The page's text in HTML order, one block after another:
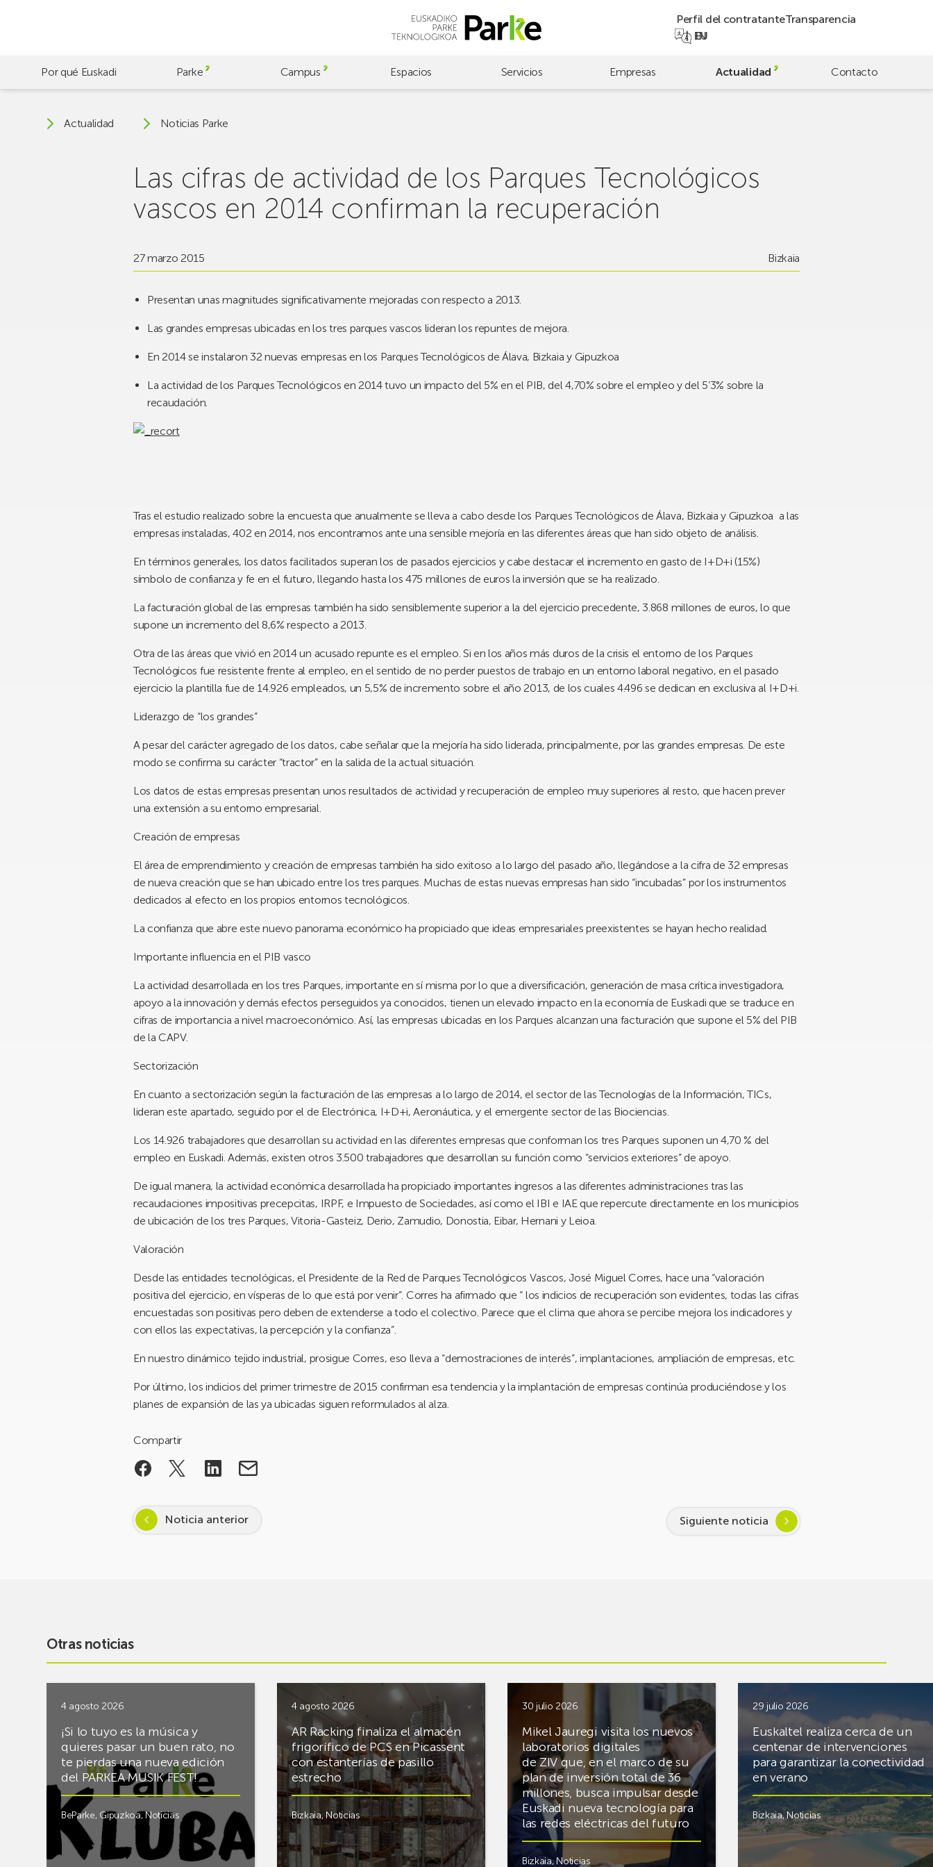
Perfil del contratanteTransparencia
EU
EN
Por qué Euskadi Parke Campus Espacios Servicios Empresas Actualidad Contacto
Actualidad Noticias Parke
Las cifras de actividad de los Parques Tecnológicos
vascos en 2014 confirman la recuperación
27 marzo 2015 Bizkaia
Presentan unas magnitudes significativamente mejoradas con respecto a 2013.
Las grandes empresas ubicadas en los tres parques vascos lideran los repuntes de mejora.
En 2014 se instalaron 32 nuevas empresas en los Parques Tecnológicos de Álava, Bizkaia y Gipuzkoa
La actividad de los Parques Tecnológicos en 2014 tuvo un impacto del 5% en el PIB, del 4,70% sobre el empleo y del 5’3% sobre la
recaudación.
Tras el estudio realizado sobre la encuesta que anualmente se lleva a cabo desde los Parques Tecnológicos de Álava, Bizkaia y Gipuzkoa a las
empresas instaladas, 402 en 2014, nos encontramos ante una sensible mejoría en las diferentes áreas que han sido objeto de análisis.
En términos generales, los datos facilitados superan los de pasados ejercicios y cabe destacar el incremento en gasto de I+D+i (15%)
símbolo de confianza y fe en el futuro, llegando hasta los475 millones de euros la inversión que se ha realizado.
La facturación global de las empresas también ha sido sensiblemente superior a la del ejercicio precedente, 3.868 millones de euros, lo que
supone un incremento del 8,6% respecto a 2013.
Otra de las áreas que vivió en 2014 un acusado repunte es el empleo. Si en los años más duros de la crisis el entorno de los Parques
Tecnológicos fue resistente frente al empleo, en el sentido de no perder puestos de trabajo en un entorno laboral negativo, en el pasado
ejercicio la plantilla fue de 14.926 empleados, un 5,5% de incremento sobre el año 2013, de los cuales4.496 se dedican en exclusiva al I+D+i.
Liderazgo de “los grandes”
A pesar del carácter agregado de los datos, cabe señalar que la mejoría ha sido liderada, principalmente, por las grandes empresas. De este
modo se confirma su carácter “tractor” en la salida de la actual situación.
Los datos de estas empresas presentan unos resultados de actividad y recuperación de empleo muy superiores al resto, que hacen prever
una extensión a su entorno empresarial.
Creación de empresas
El área de emprendimiento y creación de empresas también ha sido exitoso a lo largo del pasado año, llegándose a la cifra de 32 empresas
de nueva creación que se han ubicado entre los tres parques. Muchas de estas nuevas empresas han sido “incubadas” por los instrumentos
dedicados al efecto en los propios entornos tecnológicos.
La confianza que abre este nuevo panorama económico ha propiciado que ideas empresariales preexistentes se hayan hecho realidad.
Importante influencia en el PIB vasco
La actividad desarrollada en los tres Parques, importante en sí misma por lo que a diversificación, generación de masa crítica investigadora,
apoyo a la innovación y demás efectos perseguidos ya conocidos, tienen un elevado impacto en la economía de Euskadi que se traduce en
cifras de importancia a nivel macroeconómico. Así, las empresas ubicadas en los Parques alcanzan una facturación que supone el 5% del PIB
de la CAPV.
Sectorización
En cuanto a sectorización según la facturación de las empresas a lo largo de 2014, el sector de las Tecnologías de la Información, TICs,
lideran este apartado, seguido por el de Electrónica, I+D+i, Aeronáutica, y el emergente sector de las Biociencias.
Los 14.926 trabajadores que desarrollan su actividad en las diferentes empresas que conforman los tres Parques suponen un 4,70 % del
empleo en Euskadi. Además, existen otros 3.500 trabajadores que desarrollan su función como “servicios exteriores” de apoyo.
De igual manera, la actividad económica desarrollada ha propiciado importantes ingresos a las diferentes administraciones tras las
recaudaciones impositivas precepcitas, IRPF, e Impuesto de Sociedades, así como el IBI e IAE que repercute directamente en los municipios
de ubicación de los tres Parques, Vitoria-Gasteiz, Derio, Zamudio, Donostia, Eibar, Hernani y Leioa.
Valoración
Desde las entidades tecnológicas, el Presidente de la Red de Parques Tecnológicos Vascos, José Miguel Corres, hace una “valoración
positiva del ejercicio, en vísperas de lo que está por venir”. Corres ha afirmado que “ los indicios de recuperación son evidentes, todas las cifras
encuestadas son positivas pero deben de extenderse a todo el colectivo. Parece que el clima que ahora se percibe mejora los indicadores y
con ellos las expectativas, la percepción y la confianza”.
En nuestro dinámico tejido industrial, prosigue Corres, eso lleva a “demostraciones de interés”, implantaciones, ampliación de empresas, etc.
Por último, los indicios del primer trimestre de 2015 confirman esa tendencia y la implantación de empresas continúa produciéndose y los
planes de expansión de las ya ubicadas siguen reformulados al alza.
Compartir
Noticia anterior Siguiente noticia
Otras noticias
4 agosto 2026
¡Si lo tuyo es la música y
quieres pasar un buen rato, no
te pierdas una nueva edición
del PARKEA MUSIK FEST!
BeParke, Gipuzkoa,Noticias
4 agosto 2026
AR Racking finaliza el almacén
frigorífico de PCS en Picassent
con estanterías de pasillo
estrecho
Bizkaia,Noticias
30 julio 2026
Mikel Jauregi visita los nuevos
laboratorios digitales
de ZIV que, en el marco de su
plan de inversión total de 36
millones, busca impulsar desde
Euskadi nueva tecnología para
las redes eléctricas del futuro
Bizkaia,Noticias
29 julio 2026
Euskaltel realiza cerca de un
centenar de intervenciones
para garantizar la conectividad
en verano
Bizkaia,Noticias